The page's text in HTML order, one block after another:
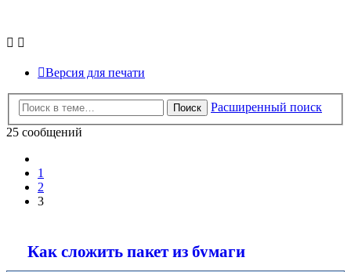
Версия для печати
Поиск
Расширенный поиск
25 сообщений
1
2
3
Как сложить пакет из бумаги